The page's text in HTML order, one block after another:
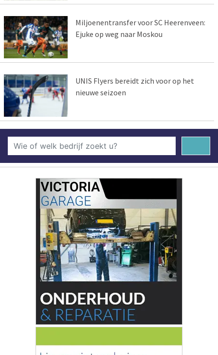
Miljoenentransfer voor SC Heerenveen:
Ejuke op weg naar Moskou
UNIS Flyers bereidt zich voor op het
nieuwe seizoen